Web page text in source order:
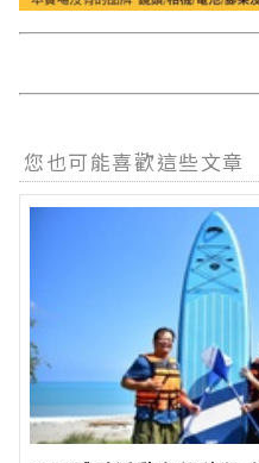
您也可能喜歡這些文章